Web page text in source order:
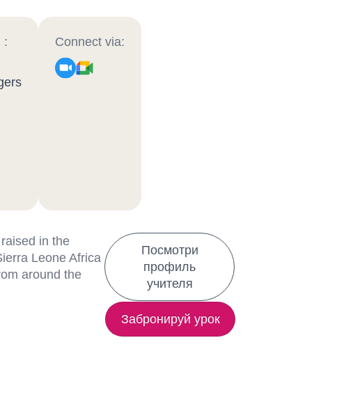
:
Connect via:
in the
Leone Africa
around the
Посмотри
профиль
учителя
Забронируй урок